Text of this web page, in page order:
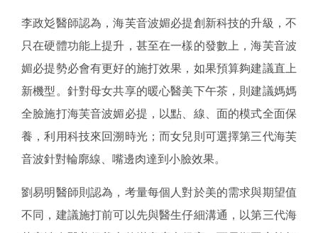
李政彣醫師認為，海芙音波媚必提創新科技的升級，不
只在硬體功能上提升，甚至在一樣的發數上，海芙音波
媚必提勢必會有更好的施打效果，如果預算夠建議直上
新機型。針對母女共享的暖心醫美下午茶，則建議媽媽
全臉施打海芙音波媚必提，以點、線、面的模式全面保
養，利用科技來回溯時光；而女兒則可選擇第三代海芙
音波針對輪廓線、嘴邊肉達到小臉效果。
劉易明醫師則認為，考量每個人對於美的需求與期望值
不同，建議施打前可以先與醫生仔細溝通，以第三代海